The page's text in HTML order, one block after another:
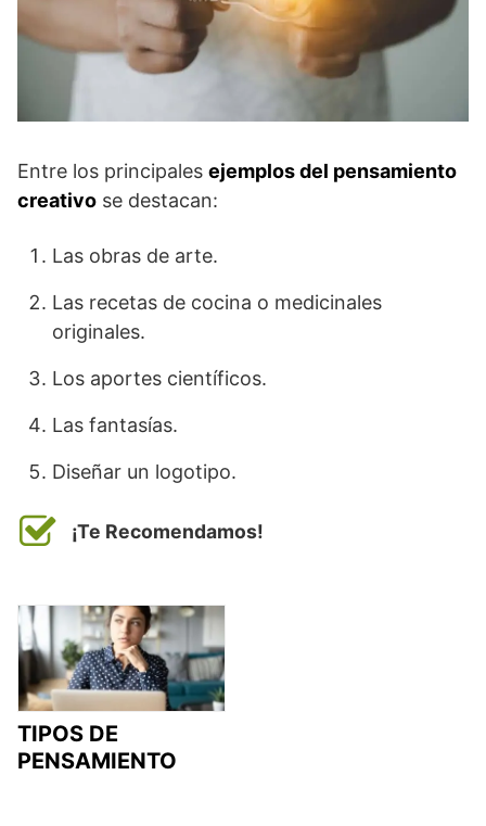
Entre los principales ejemplos del pensamiento
creativo se destacan:
Las obras de arte.
Las recetas de cocina o medicinales
originales.
Los aportes científicos.
Las fantasías.
Diseñar un logotipo.
¡Te Recomendamos!
TIPOS DE
PENSAMIENTO